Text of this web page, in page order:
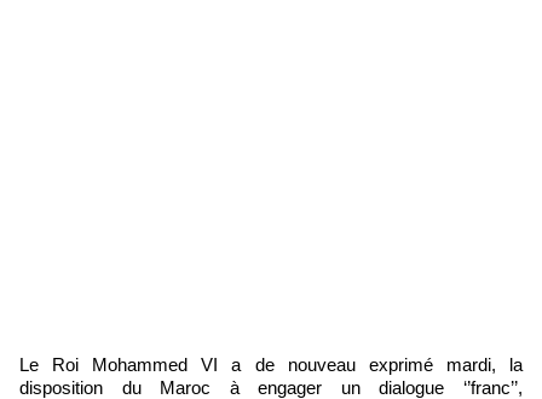
Le Roi Mohammed VI a de nouveau exprimé mardi, la
disposition du Maroc à engager un dialogue ‘’franc’’,